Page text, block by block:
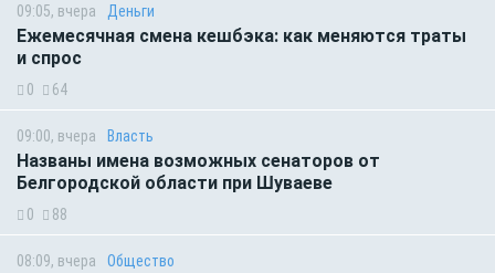
09:05, вчера Деньги
Ежемесячная смена кешбэка: как меняются траты
и спрос
0 64
09:00, вчера Власть
Названы имена возможных сенаторов от
Белгородской области при Шуваеве
0 88
08:09, вчера Общество